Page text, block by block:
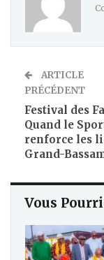
ARTICLE
PRÉCÉDENT
Festival des
Quand le
renforce les
Grand-
Vous